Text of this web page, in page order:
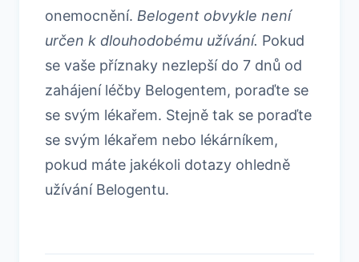
onemocnění. Belogent obvykle není
určen k dlouhodobému užívání. Pokud
se vaše příznaky nezlepší do 7 dnů od
zahájení léčby Belogentem, poraďte se
se svým lékařem. Stejně tak se poraďte
se svým lékařem nebo lékárníkem,
pokud máte jakékoli dotazy ohledně
užívání Belogentu.